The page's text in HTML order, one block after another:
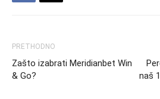
PRETHODNO
Zašto izabrati Meridianbet Win
& Go?
naš